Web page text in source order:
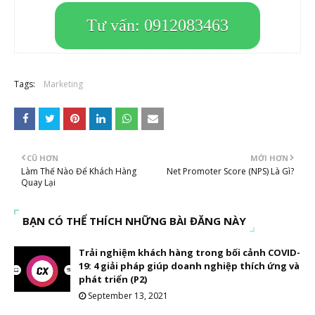
Tư vấn: 0912083463
Tags: Marketing
MỚI HƠN
Net Promoter Score (NPS) Là Gì?
CŨ HƠN
Làm Thế Nào Để Khách Hàng
Quay Lại
BẠN CÓ THỂ THÍCH NHỮNG BÀI ĐĂNG NÀY
Trải nghiệm khách hàng trong bối cảnh COVID-
19: 4 giải pháp giúp doanh nghiệp thích ứng và
phát triển (P2)
September 13, 2021